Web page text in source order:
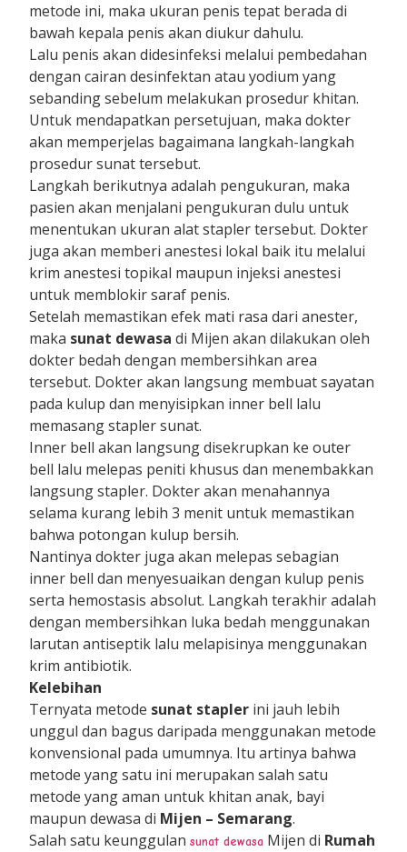
metode ini, maka ukuran penis tepat berada di
bawah kepala penis akan diukur dahulu.
Lalu penis akan didesinfeksi melalui pembedahan
dengan cairan desinfektan atau yodium yang
sebanding sebelum melakukan prosedur khitan.
Untuk mendapatkan persetujuan, maka dokter
akan memperjelas bagaimana langkah-langkah
prosedur sunat tersebut.
Langkah berikutnya adalah pengukuran, maka
pasien akan menjalani pengukuran dulu untuk
menentukan ukuran alat stapler tersebut. Dokter
juga akan memberi anestesi lokal baik itu melalui
krim anestesi topikal maupun injeksi anestesi
untuk memblokir saraf penis.
Setelah memastikan efek mati rasa dari anester,
maka sunat dewasa di Mijen akan dilakukan oleh
dokter bedah dengan membersihkan area
tersebut. Dokter akan langsung membuat sayatan
pada kulup dan menyisipkan inner bell lalu
memasang stapler sunat.
Inner bell akan langsung disekrupkan ke outer
bell lalu melepas peniti khusus dan menembakkan
langsung stapler. Dokter akan menahannya
selama kurang lebih 3 menit untuk memastikan
bahwa potongan kulup bersih.
Nantinya dokter juga akan melepas sebagian
inner bell dan menyesuaikan dengan kulup penis
serta hemostasis absolut. Langkah terakhir adalah
dengan membersihkan luka bedah menggunakan
larutan antiseptik lalu melapisinya menggunakan
krim antibiotik.
Kelebihan
Ternyata metode sunat stapler ini jauh lebih
unggul dan bagus daripada menggunakan metode
konvensional pada umumnya. Itu artinya bahwa
metode yang satu ini merupakan salah satu
metode yang aman untuk khitan anak, bayi
maupun dewasa di Mijen – Semarang.
Salah satu keunggulansunat dewasa Mijen di Rumah